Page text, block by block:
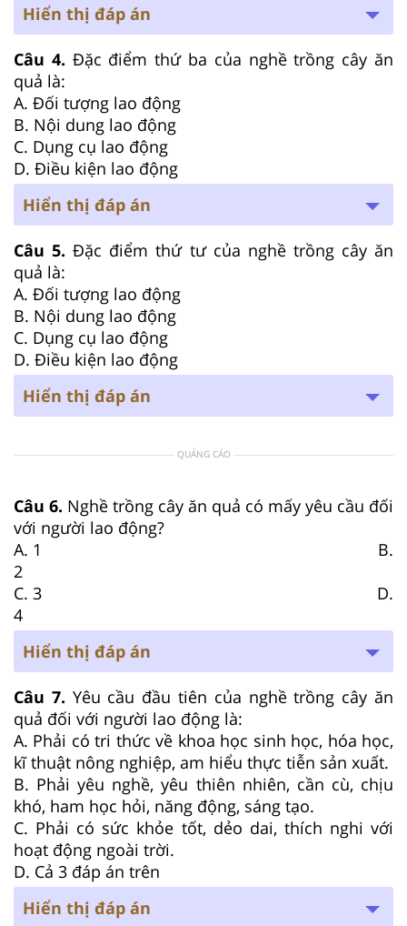
Hiển thị đáp án
Câu 4. Đặc điểm thứ ba của nghề trồng cây ăn
quả là:
A. Đối tượng lao động
B. Nội dung lao động
C. Dụng cụ lao động
D. Điều kiện lao động
Hiển thị đáp án
Câu 5.Đặc điểm thứ tư của nghề trồng cây ăn
quả là:
A. Đối tượng lao động
B. Nội dung lao động
C. Dụng cụ lao động
D. Điều kiện lao động
Hiển thị đáp án
QUẢNG CÁO
Câu 6. Nghề trồng cây ăn quả có mấy yêu cầu đối
với người lao động?
A. 1 B.
2
C. 3 D.
4
Hiển thị đáp án
Câu 7. Yêu cầu đầu tiên của nghề trồng cây ăn
quả đối với người lao động là:
A. Phải có tri thức về khoa học sinh học, hóa học,
kĩ thuật nông nghiệp, am hiểu thực tiễn sản xuất.
B. Phải yêu nghề, yêu thiên nhiên, cần cù, chịu
khó, ham học hỏi, năng động, sáng tạo.
C. Phải có sức khỏe tốt, dẻo dai, thích nghi với
hoạt động ngoài trời.
D. Cả 3 đáp án trên
Hiển thị đáp án